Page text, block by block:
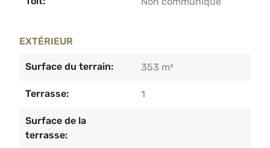
EXTÉRIEUR
Surface du terrain: 353 m²
Terrasse: 1
Surface de la
terrasse: